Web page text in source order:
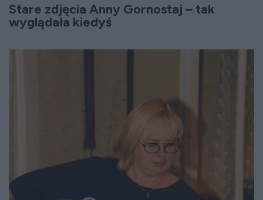
Stare zdjęcia Anny Gornostaj – tak
wyglądała kiedyś